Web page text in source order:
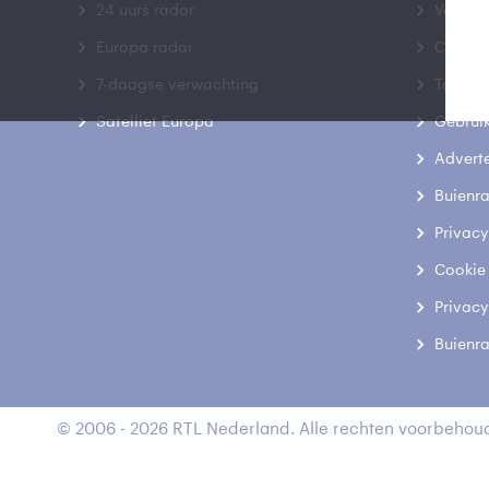
24 uurs radar
Europa radar
7-daagse verwachting
Satelliet Europa
Contact
© 2006 - 2026 RTL Nederland. Alle rechten